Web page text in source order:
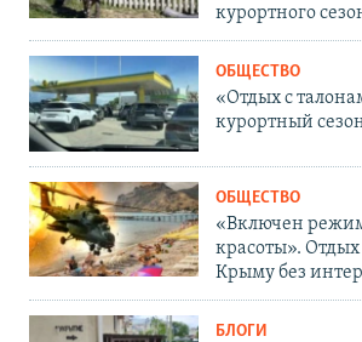
курортного
ОБЩЕСТВО
«Отдых с
курортный
ОБЩЕСТВО
«Включен
красоты».
Крыму без
БЛОГИ